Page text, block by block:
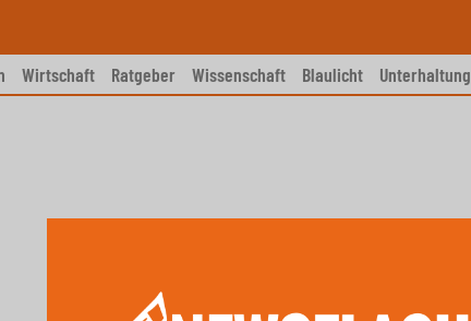
Wirtschaft Ratgeber Wissenschaft Blaulicht Unterhaltung